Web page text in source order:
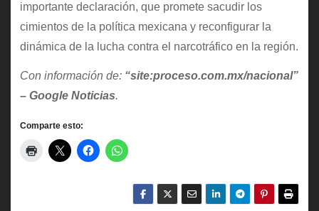
importante declaración, que promete sacudir los
cimientos de la política mexicana y reconfigurar la
dinámica de la lucha contra el narcotráfico en la región.
Con información de: “site:proceso.com.mx/nacional”
– Google Noticias.
Comparte esto: